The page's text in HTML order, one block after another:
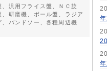
汎用フライス盤、ＮＣ旋
研磨機、ボール盤、ラジア
バンドソー、各種周辺機